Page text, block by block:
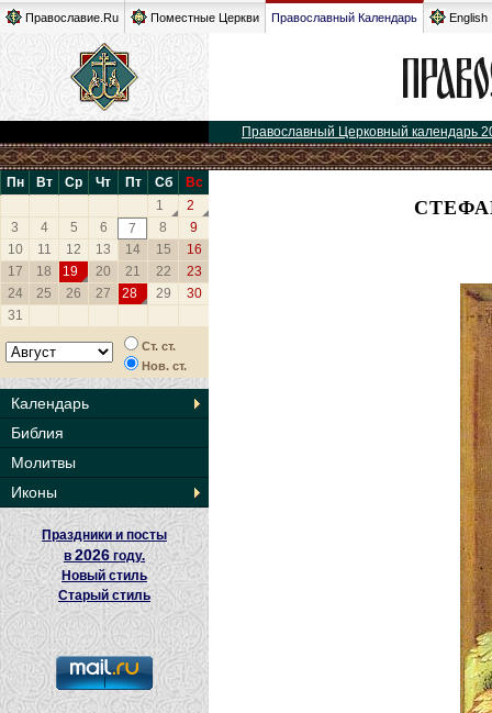
Православие.Ru Поместные Церкви Православный Календарь English
Православный Церковный календарь
Пн Вт Ср Чт Пт Сб
Вс
1
2
3
4 5 6 7 8
9
10
11 12 13 14 15
16
17
18 19 20 21 22
23
24
25 26 27 28 29
30
31
Ст. ст.
Нов. ст.
Календарь
Библия
Молитвы
Иконы
Праздники и посты
в2026 году.
Новый стиль
Старый стиль